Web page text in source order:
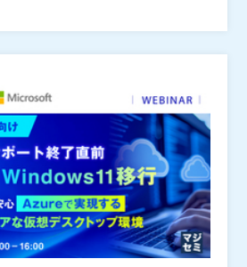
ド マーケティング本部クラウド
なく変更する場合がございます。
ド（）
ス活用研究所（
）
）
講演企業は将来的に追加、削除さ
。